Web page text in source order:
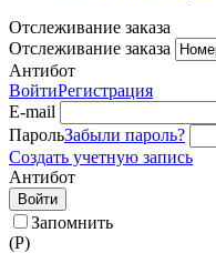
Отслеживание заказа
Отслеживание заказа
Антибот
ВойтиРегистрация
E-mail
ПарольЗабыли пароль?
Создать учетную запись
Антибот
Войти
Запомнить
(Р)